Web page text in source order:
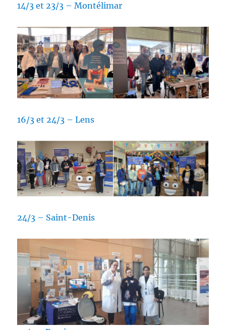
14/3 et 23/3 – Montélimar
16/3 et 24/3 – Lens
24/3 – Saint-Denis